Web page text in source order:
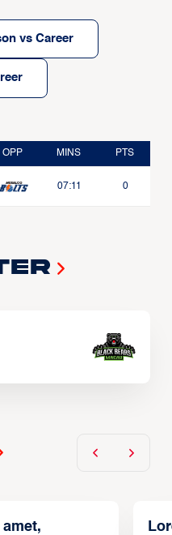
vs Career
OPP MINS PTS
07:11 0